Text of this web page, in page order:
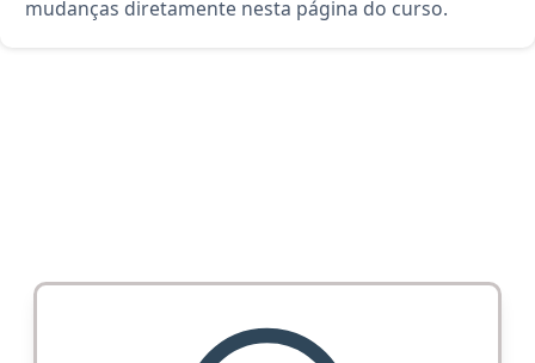
mudanças diretamente nesta página do curso.